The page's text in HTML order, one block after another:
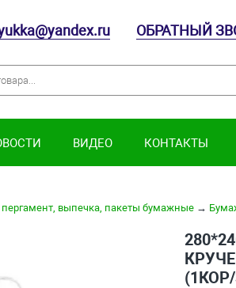
ОБРАТНЫЙ
ВИДЕО КОНТАКТЫ
пергамент, выпечка, пакеты бумажные→